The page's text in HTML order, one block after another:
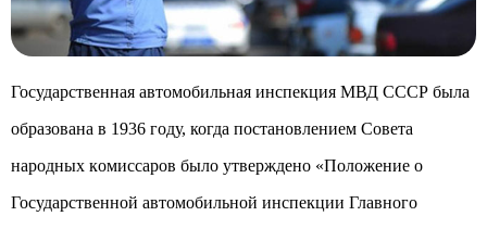
Государственная автомобильная инспекция МВД СССР была
образована в 1936 году, когда пocтaнoвлeниeм Coвeтa
нapoдныx кoмиccapoв было yтвepждeнo «Положение o
Государственной автомобильной инспекции Главного